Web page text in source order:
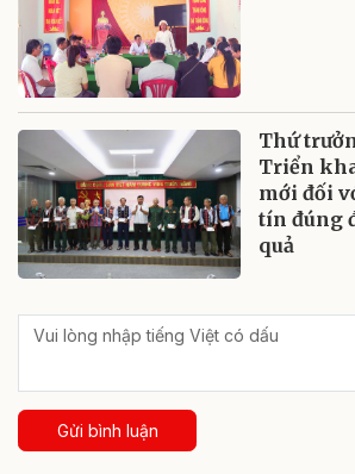
Thứ
Triển
mới đối
tín đúng
quả
Gửi bình luận